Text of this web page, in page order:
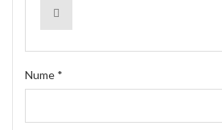
Nume *